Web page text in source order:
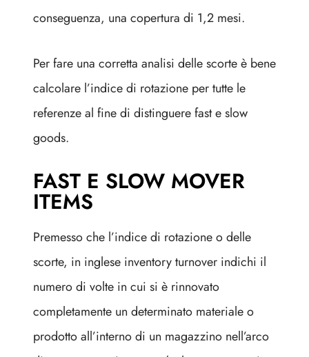
conseguenza, una copertura di 1,2 mesi.
Per fare una corretta analisi delle scorte è bene
calcolare l’indice di rotazione per tutte le
referenze al fine di distinguere fast e slow
goods.
FAST E SLOW MOVER
ITEMS
Premesso che l’indice di rotazione o delle
scorte, in inglese inventory turnover indichi il
numero di volte in cui si è rinnovato
completamente un determinato materiale o
prodotto all’interno di un magazzino nell’arco